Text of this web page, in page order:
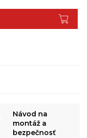
Návod na
montáž a
bezpečnosť